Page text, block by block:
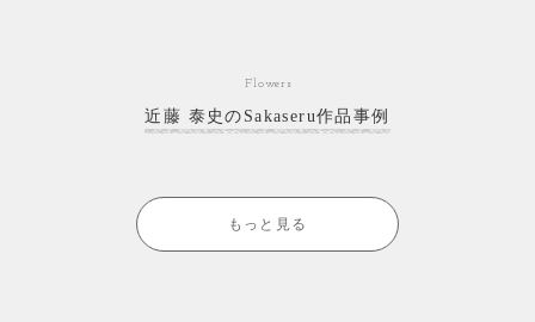
Flowers
近藤 泰史のSakaseru作品事例
もっと見る